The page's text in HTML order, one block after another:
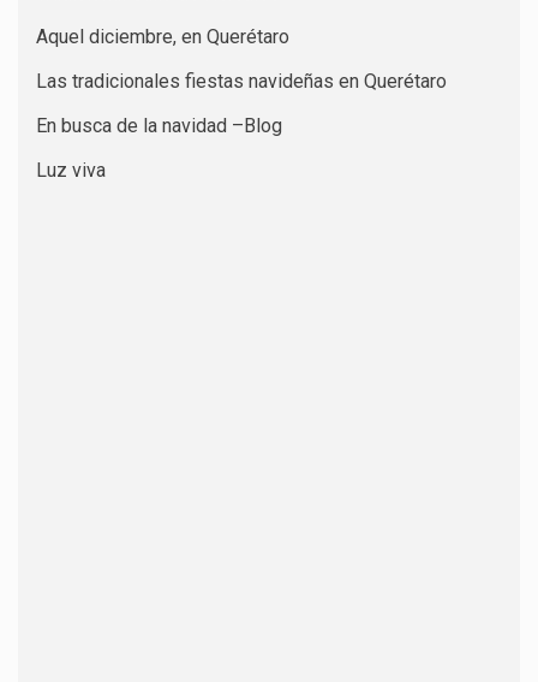
Aquel diciembre, en Querétaro
Las tradicionales fiestas navideñas en Querétaro
En busca de la navidad –Blog
Luz viva